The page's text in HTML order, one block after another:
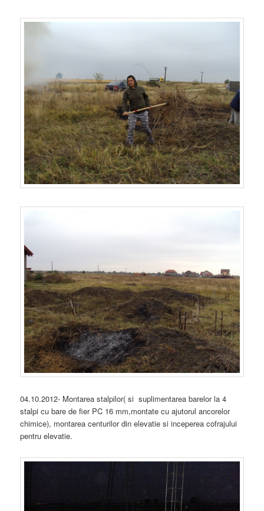
04.10.2012- Montarea stalpilor( si suplimentarea barelor la 4
stalpi cu bare de fier PC 16 mm,montate cu ajutorul ancorelor
chimice), montarea centurilor din elevatie si inceperea cofrajului
pentru elevatie.